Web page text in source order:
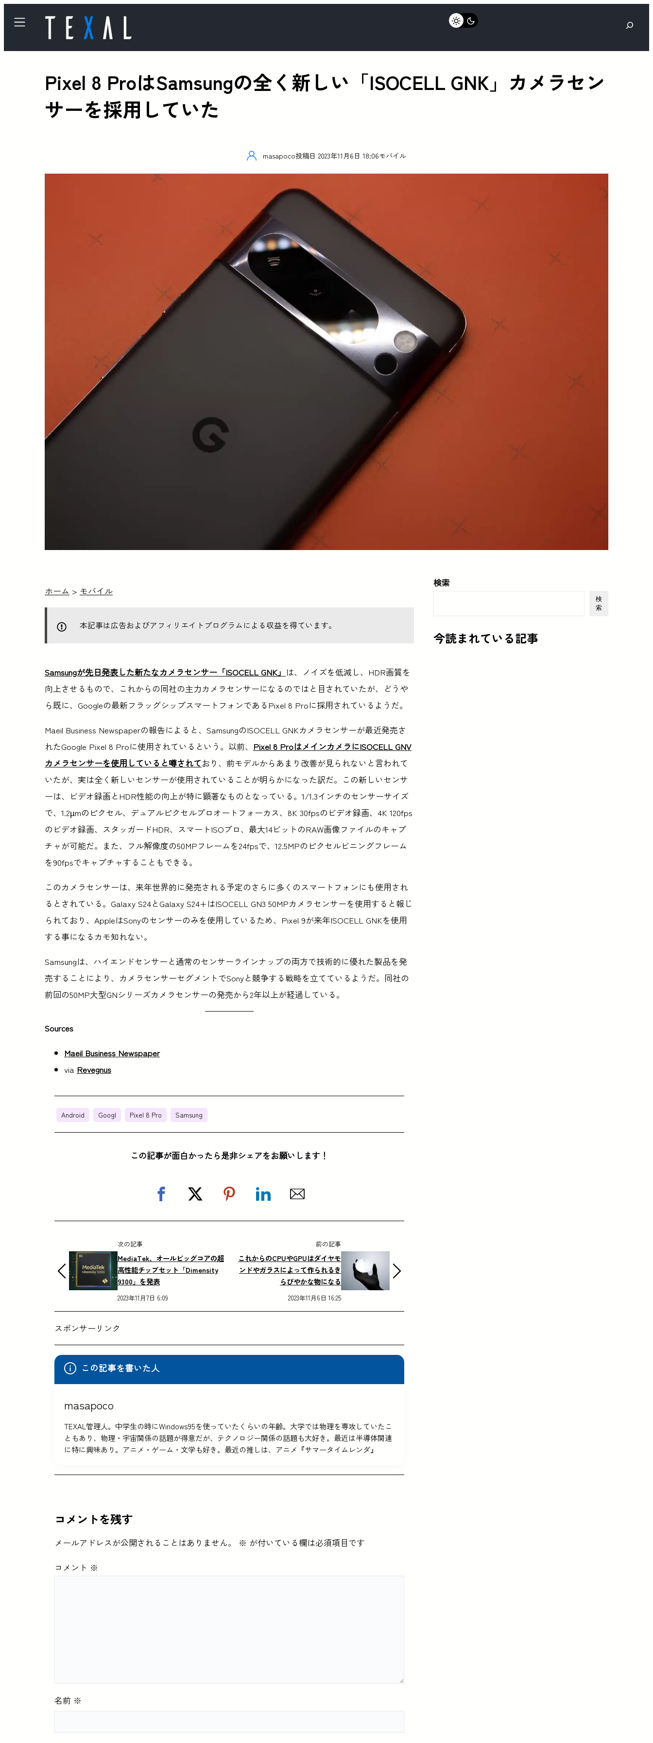
検
Pixel 8 ProはSamsungの全く新しい「ISOCELL GNK」カメラセン
サーを採用していた
masapoco投稿日 2023年11月6日 18:06モバイル
ホーム > モバイル
本記事は広告およびアフィリエイトプログラムによる収益を得ています。
Samsungが先日発表した新たなカメラセンサー「ISOCELL GNK」 は、ノイズを低減し、HDR画質を
向上させるもので、これからの同社の主力カメラセンサーになるのではと目されていたが、どうや
ら既に、Googleの最新フラッグシップスマートフォンであるPixel 8 Proに採用されているようだ。
Maeil Business Newspaperの報告によると、SamsungのISOCELL GNKカメラセンサーが最近発売さ
れたGoogle Pixel 8 Proに使用されているという。以前、 Pixel 8 ProはメインカメラにISOCELL GNV
カメラセンサーを使用していると噂されており、前モデルからあまり改善が見られないと言われて
いたが、実は全く新しいセンサーが使用されていることが明らかになった訳だ。この新しいセンサ
ーは、ビデオ録画とHDR性能の向上が特に顕著なものとなっている。1/1.3インチのセンサーサイズ
で、1.2µmのピクセル、デュアルピクセルプロオートフォーカス、8K 30fpsのビデオ録画、4K 120fps
のビデオ録画、スタッガードHDR、スマートISOプロ、最大14ビットのRAW画像ファイルのキャプ
チャが可能だ。また、フル解像度の50MPフレームを24fpsで、12.5MPのピクセルビニングフレーム
を90fpsでキャプチャすることもできる。
このカメラセンサーは、来年世界的に発売される予定のさらに多くのスマートフォンにも使用され
るとされている。Galaxy S24とGalaxy S24+はISOCELL GN3 50MPカメラセンサーを使用すると報じ
られており、AppleはSonyのセンサーのみを使用しているため、Pixel 9が来年ISOCELL GNKを使用
する事になるカモ知れない。
Samsungは、ハイエンドセンサーと通常のセンサーラインナップの両方で技術的に優れた製品を発
売することにより、カメラセンサーセグメントでSonyと競争する戦略を立てているようだ。同社の
前回の50MP大型GNシリーズカメラセンサーの発売から2年以上が経過している。
Sources
Maeil Business Newspaper
via Revegnus
Android Googl Pixel 8 Pro Samsung
この記事が面白かったら是非シェアをお願いします！
次の記事
MediaTek、オールビッグコアの超
高性能チップセット「Dimensity
9300」を発表
2023年11月7日 6:09
前の記事
これからのCPUやGPUはダイヤモ
ンドやガラスによって作られるき
らびやかな物になる
2023年11月6日 16:25
スポンサーリンク
この記事を書いた人
masapoco
TEXAL管理人。中学生の時にWindows95を使っていたくらいの年齢。大学では物理を専攻していたこ
ともあり、物理・宇宙関係の話題が得意だが、テクノロジー関係の話題も大好き。最近は半導体関連
に特に興味あり。アニメ・ゲーム・文学も好き。最近の推しは、アニメ『サマータイムレンダ』
コメントを残す
メールアドレスが公開されることはありません。 ※ が付いている欄は必須項目です
コメント ※
名前 ※
検索
検
索
今読まれている記事